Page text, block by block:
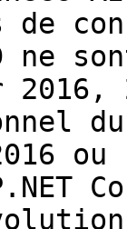
ne